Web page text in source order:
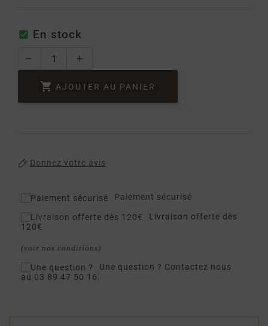
 En stock
 AJOUTER AU PANIER
Donnez votre avis
Paiement sécurisé
Livraison offerte dès
120€
(voir nos conditions)
Une question ? Contactez nous
au 03 89 47 50 16.